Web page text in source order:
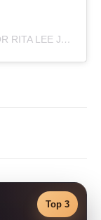
UMA PUBLICAÇÃO COMPARTILHADA POR RITA LEE JONES (@RITALEE_OFICIAL)
Top 3